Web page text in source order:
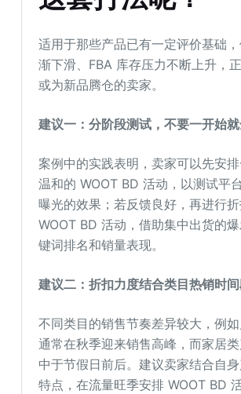
适用于那些产品已有一定评价基础
渐下滑、FBA 库存压力不断上升，
或为新品腾仓的卖家。
建议一：分阶段测试，不要一开始
案例中的实践表明，卖家可以先安
温和的 WOOT BD 活动，以测试平
曝光的效果；若反馈良好，再进行
WOOT BD 活动，借助集中出货的
键词排名和销量表现。
建议二：折扣力度结合类目热销时
不同类目的销售节奏差异较大，例
通常在秋季迎来销售高峰，而家居
中于节假日前后。建议卖家结合自
特点，在流量旺季安排 WOOT BD